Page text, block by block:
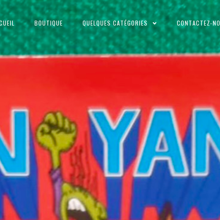
BOUTIQUE QUELQUES CATÉGORIES CONTACTEZ-